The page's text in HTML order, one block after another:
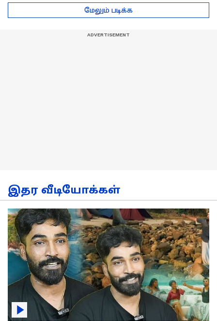
ஆலோசகர் நாகப்பன்
சொன்ன அட்வைஸ்!
of Power Walking
மேலும் படிக்க
இதர வீடியோக்கள்